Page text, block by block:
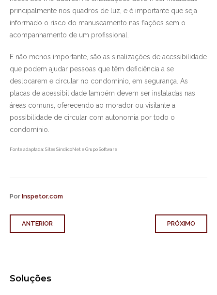
principalmente nos quadros de luz, e é importante que seja
informado o risco do manuseamento nas fiações sem o
acompanhamento de um profissional.
E não menos importante, são as sinalizações de acessibilidade
que podem ajudar pessoas que têm deficiência a se
deslocarem e circular no condomínio, em segurança. As
placas de acessibilidade também devem ser instaladas nas
áreas comuns, oferecendo ao morador ou visitante a
possibilidade de circular com autonomia por todo o
condomínio.
Fonte adaptada: Sites SíndicoNet e Grupo Software
Por Inspetor.com
ANTERIOR PRÓXIMO
Soluções